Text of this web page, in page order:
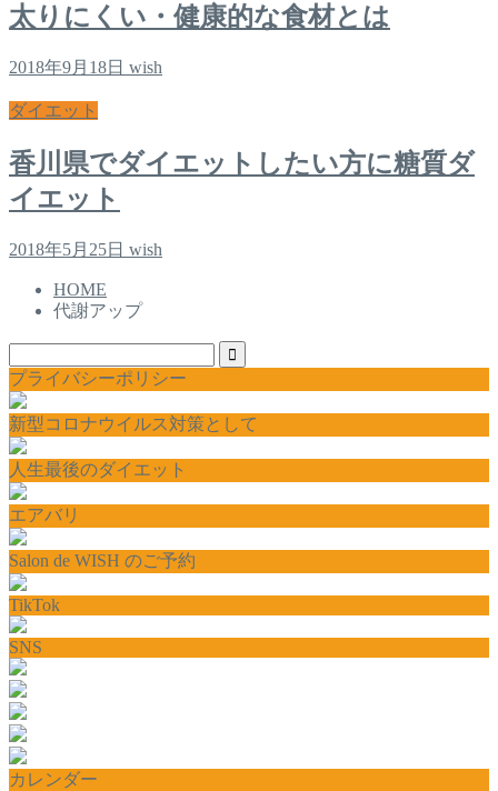
太りにくい・健康的な食材とは
2018年9月18日 wish
ダイエット
香川県でダイエットしたい方に糖質ダ
イエット
2018年5月25日 wish
HOME
代謝アップ
プライバシーポリシー
新型コロナウイルス対策として
人生最後のダイエット
エアバリ
Salon de WISH のご予約
TikTok
SNS
カレンダー